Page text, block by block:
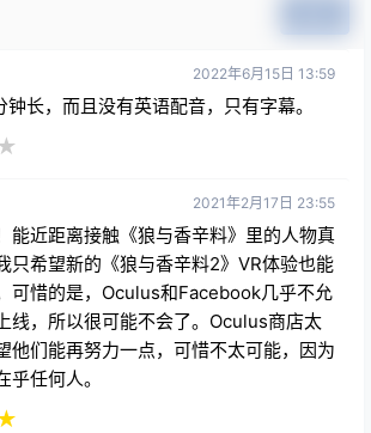
2022年6月15日 13:59
长，而且没有英语配音，只有字幕。
2021年2月17日 23:55
能近距离接触《狼与香辛料》里的人物真
只希望新的《狼与香辛料2》VR体验也能
可惜的是，Oculus和Facebook几乎不允
线，所以很可能不会了。Oculus商店太
他们能再努力一点，可惜不太可能，因为
乎任何人。